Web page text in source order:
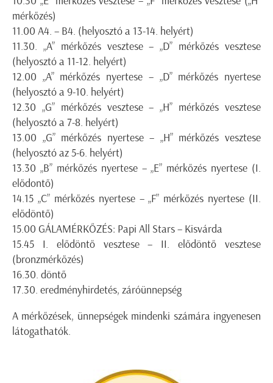
mérkőzés)
11.00 A4. – B4. (helyosztó a 13-14. helyért)
11.30. „A” mérkőzés vesztese – „D” mérkőzés vesztese
(helyosztó a 11-12. helyért)
12.00 „A” mérkőzés nyertese – „D” mérkőzés nyertese
(helyosztó a 9-10. helyért)
12.30 „G” mérkőzés vesztese – „H” mérkőzés vesztese
(helyosztó a 7-8. helyért)
13.00 „G” mérkőzés nyertese – „H” mérkőzés vesztese
(helyosztó az 5-6. helyért)
13.30 „B” mérkőzés nyertese – „E” mérkőzés nyertese (I.
elődontő)
14.15 „C” mérkőzés nyertese – „F” mérkőzés nyertese (II.
elődöntő)
15.00 GÁLAMÉRKŐZÉS: Papi All Stars – Kisvárda
15.45 I. elődöntő vesztese – II. elődöntő vesztese
(bronzmérkőzés)
16.30. döntő
17.30. eredményhirdetés, záróünnepség
A mérkőzések, ünnepségek mindenki számára ingyenesen
látogathatók.